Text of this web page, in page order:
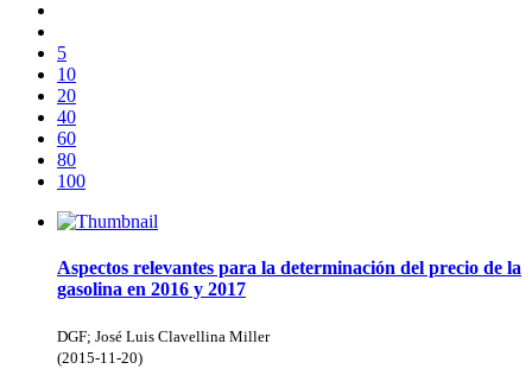
5
10
20
40
60
80
100
Aspectos relevantes para la determinación del precio de la
gasolina en 2016 y 2017
DGF; José Luis Clavellina Miller
(2015-11-20)